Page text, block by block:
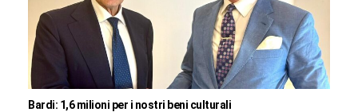
Bardi: 1,6 milioni per i nostri beni culturali